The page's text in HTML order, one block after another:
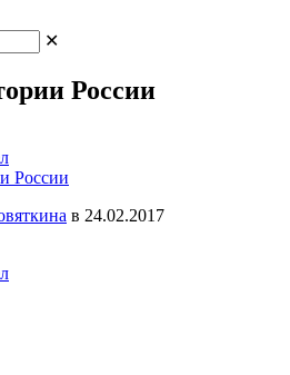
✕
России
России
в 24.02.2017